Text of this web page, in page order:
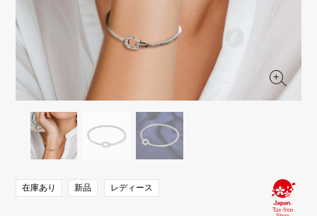
CHANEL
シャネル
Cartier
カルティエ
HARRY WINSTON
ハリー・ウィンストン
BVLGARI
ブルガリ
ZENITH
ゼニス
TAG HEUER
タグホイヤー
DUNAMIS
デュナミス
VINTAGE WATCH
HIMAWARI YUKIZAKI BACHIKAN
ゆきざき バチカン
USED NOMBRE
ノンブル認定中古
USED ALPHA
アルファ認定中古
オリジナルジュエリー一覧へ
在庫あり 新品 レディース